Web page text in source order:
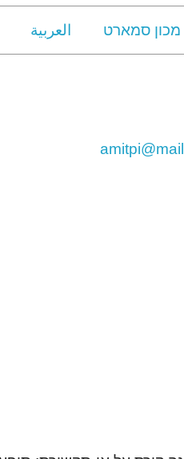
מכון סמארט العربية